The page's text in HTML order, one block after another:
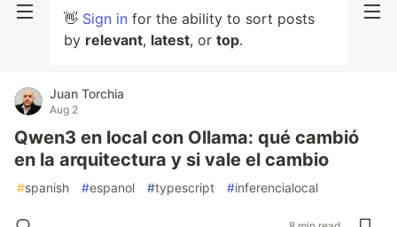
👋 Sign in for the ability to sort posts
by relevant, latest, or top.
Juan Torchia
Aug 2
Qwen3 en local con Ollama: qué cambió
en la arquitectura y si vale el cambio
#spanish #espanol #typescript #inferencialocal